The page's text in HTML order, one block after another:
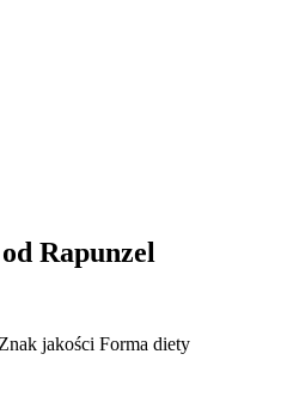
Rapunzel
Znak jakości Forma diety